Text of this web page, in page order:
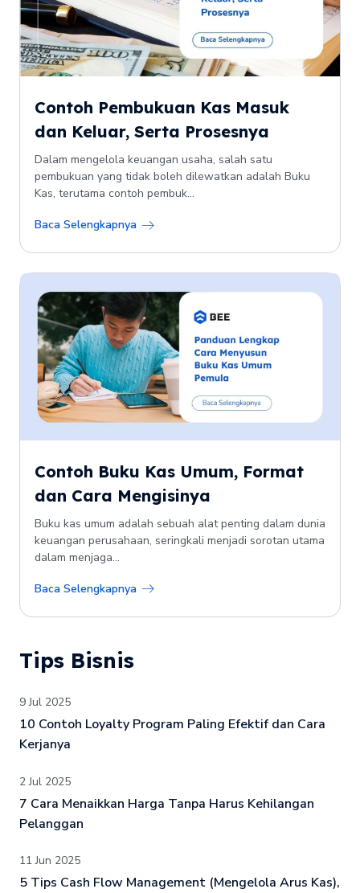
Contoh Pembukuan Kas Masuk
dan Keluar, Serta Prosesnya
Dalam mengelola keuangan usaha, salah satu
pembukuan yang tidak boleh dilewatkan adalah Buku
Kas, terutama contoh pembuk...
Baca Selengkapnya
Contoh Buku Kas Umum, Format
dan Cara Mengisinya
Buku kas umum adalah sebuah alat penting dalam dunia
keuangan perusahaan, seringkali menjadi sorotan utama
dalam menjaga...
Baca Selengkapnya
Tips Bisnis
9 Jul 2025
10 Contoh Loyalty Program Paling Efektif dan Cara
Kerjanya
2 Jul 2025
7 Cara Menaikkan Harga Tanpa Harus Kehilangan
Pelanggan
11 Jun 2025
5 Tips Cash Flow Management (Mengelola Arus Kas),